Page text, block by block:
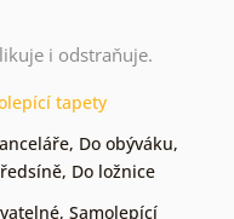
i odstraňuje.
tapety
, Do obýváku,
, Do ložnice
, Samolepící